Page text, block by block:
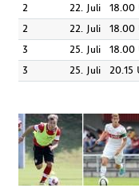
2
22. Juli 18.00
2
22. Juli 18.00
3
25. Juli 18.00
3
25. Juli 20.15